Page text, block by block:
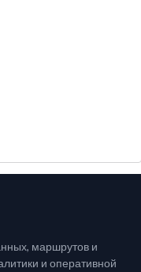
маршрутов и
и оперативной